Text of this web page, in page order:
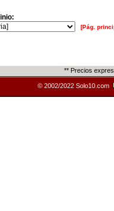
[Pág.
** Precios
© 2002/2022 Solo10.com